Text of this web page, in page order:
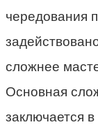
чередования
сложнее
Основная
заключается